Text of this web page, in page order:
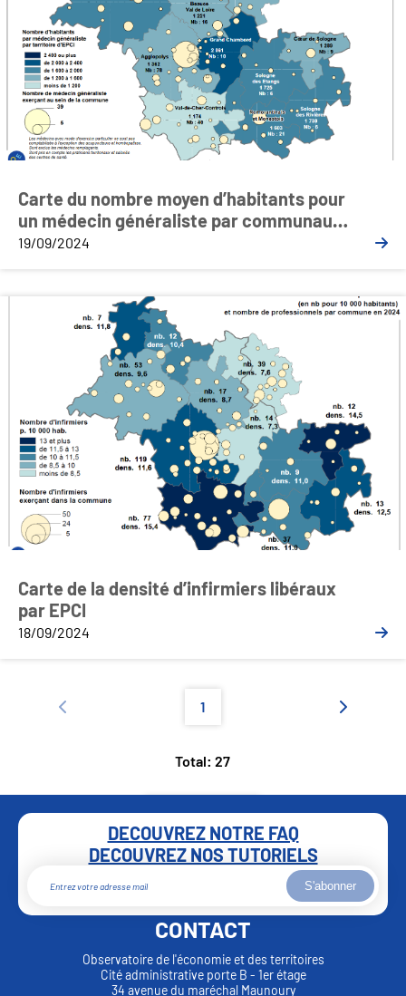
Carte du nombre moyen d’habitants pour
un médecin généraliste par communauté
de communes ou d’agglomération
19/09/2024
Carte de la densité d’infirmiers libéraux
par EPCI
18/09/2024
1
Total: 27
DECOUVREZ NOTRE FAQ
DECOUVREZ NOS TUTORIELS
S'abonner
CONTACT
Observatoire de l'économie et des territoires
Cité administrative porte B - 1er étage
34 avenue du maréchal Maunoury